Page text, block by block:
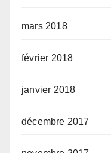
mars 2018
février 2018
janvier 2018
décembre 2017